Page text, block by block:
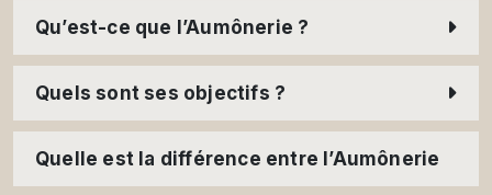
Qu’est-ce que l’Aumônerie ?
Quels sont ses objectifs ?
Quelle est la différence entre l’Aumônerie